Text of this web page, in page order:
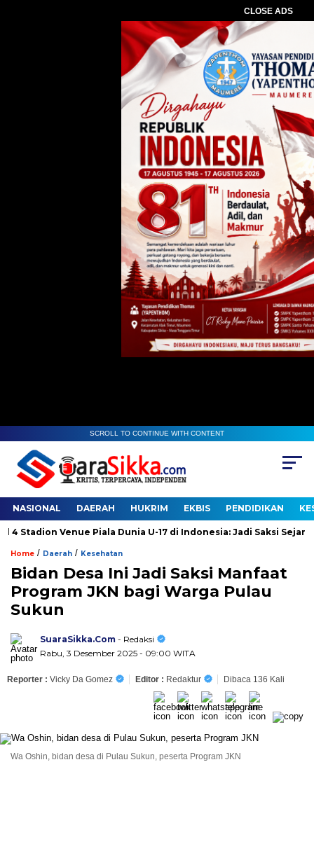
CLOSE ADS
SCROLL TO CONTINUE WITH CONTENT
NASIONAL DAERAH HUKRIM EKBIS PENDIDIKAN
Venue Piala Dunia U-17 di Indonesia: Jadi Saksi Sejarah
Home / Daerah / Kesehatan
Bidan Desa Ini Jadi Saksi Manfaat
Program JKN bagi Warga Pulau
Sukun
SuaraSikka.Com - Redaksi
Rabu, 3 Desember 2025 - 09:00 WITA
Reporter : Vicky Da Gomez Editor : Redaktur Dibaca 136 Kali
Wa Oshin, bidan desa di Pulau Sukun, peserta Program JKN